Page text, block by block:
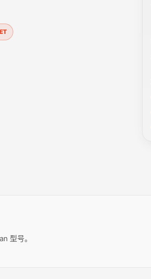
型号。